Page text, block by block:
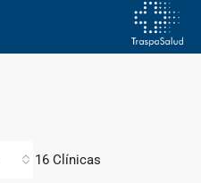
16 Clínicas